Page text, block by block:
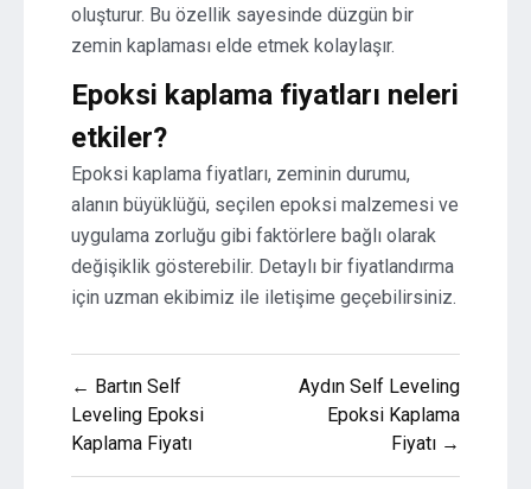
oluşturur. Bu özellik sayesinde düzgün bir
zemin kaplaması elde etmek kolaylaşır.
Epoksi kaplama fiyatları neleri
etkiler?
Epoksi kaplama fiyatları, zeminin durumu,
alanın büyüklüğü, seçilen epoksi malzemesi ve
uygulama zorluğu gibi faktörlere bağlı olarak
değişiklik gösterebilir. Detaylı bir fiyatlandırma
için uzman ekibimiz ile iletişime geçebilirsiniz.
Yazı
gezinmesi
← Bartın Self
Leveling Epoksi
Kaplama Fiyatı
Aydın Self Leveling
Epoksi Kaplama
Fiyatı →